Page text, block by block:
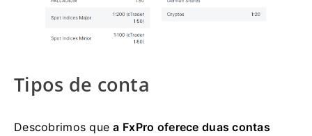
Tipos de conta
Descobrimos quea FxPro oferece duas contas